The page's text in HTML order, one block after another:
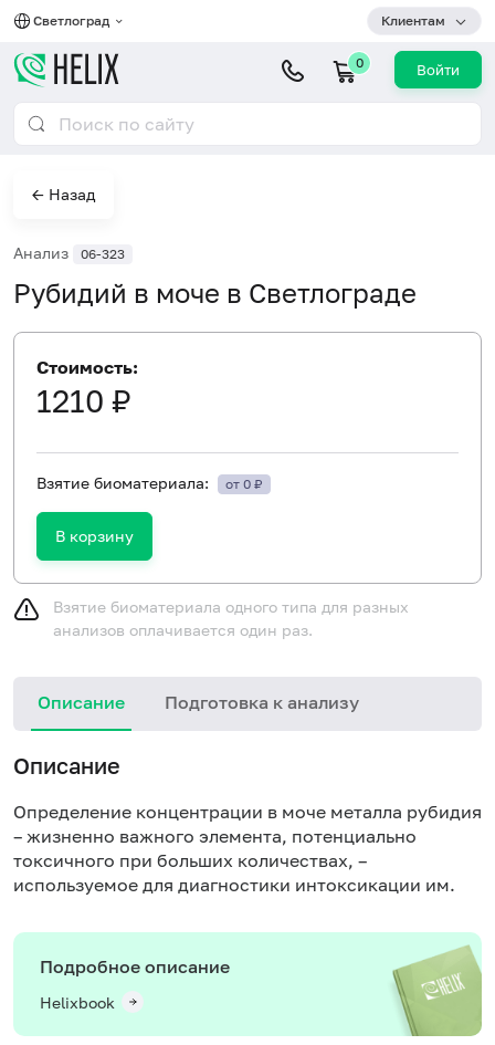
Светлоград Клиентам
0 Войти
← Назад
Анализ 06-323
Рубидий в моче в Светлограде
Стоимость:
1210 ₽
Взятие биоматериала: от 0 ₽
В корзину
Взятие биоматериала одного типа для разных
анализов оплачивается один раз.
Описание Подготовка к анализу
Описание
Определение концентрации в моче металла рубидия
– жизненно важного элемента, потенциально
токсичного при больших количествах, –
используемое для диагностики интоксикации им.
Подробное описание
Helixbook